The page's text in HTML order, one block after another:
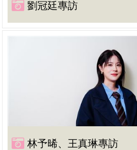
劉冠廷專訪
林予晞、王真琳專訪